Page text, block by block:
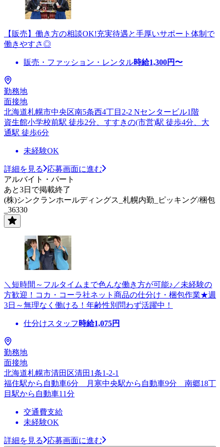
【販売】働き方の相談OK!充実待遇と手厚いサポート体制で
働きやすさ◎
販売・ファッション・レンタル時給1,300円〜
勤務地
面接地
北海道札幌市中央区南5条西4丁目2-2 Nセンタービル1階
資生館小学校前駅 徒歩2分、すすきの(市営)駅 徒歩4分、大
通駅 徒歩6分
未経験OK
詳細を見る
応募画面に進む
アルバイト・パート
あと3日で掲載終了
(株)シンクランホールディングス_札幌内勤_ピッキング/梱包
_36330
＼短時間～フルタイムまで色んな働き方が可能♪／未経験の
方歓迎！コカ・コーラ社ネット商品の仕分け・梱包作業★週
3日～無理なく働ける！年齢性別問わず活躍中！
仕分けスタッフ 時給1,075円
勤務地
面接地
北海道札幌市清田区清田1条1-2-1
福住駅から自動車6分 月寒中央駅から自動車9分 南郷18丁
目駅から自動車11分
交通費支給
未経験OK
詳細を見る 応募画面に進む